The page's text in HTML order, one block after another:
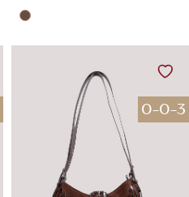
0-0-3